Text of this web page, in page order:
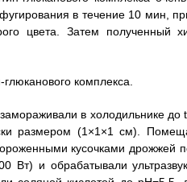
в течение 10 мин,
цвета. Затем полученный
комплекса.
в холодильнике до
размером (1×1×1 см).
кусочками дрожжей
Вт) и обрабатывали